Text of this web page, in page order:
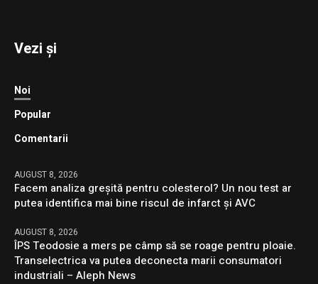
Vezi și
Noi
Popular
Comentarii
AUGUST 8, 2026
Facem analiza greșită pentru colesterol? Un nou test ar
putea identifica mai bine riscul de infarct și AVC
AUGUST 8, 2026
ÎPS Teodosie a mers pe câmp să se roage pentru ploaie.
Transelectrica va putea deconecta marii consumatori
industriali – Aleph News